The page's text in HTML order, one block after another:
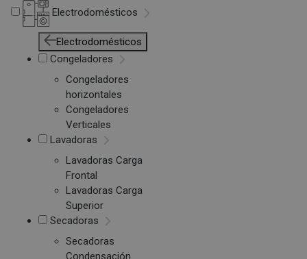
Electrodomésticos
Electrodomésticos
Congeladores
Congeladores
horizontales
Congeladores
Verticales
Lavadoras
Lavadoras Carga
Frontal
Lavadoras Carga
Superior
Secadoras
Secadoras
Condensación